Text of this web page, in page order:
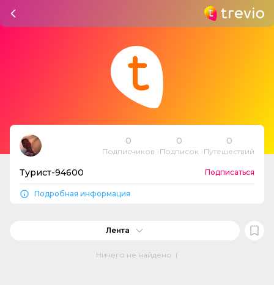
0
Подписчиков
0
Подписок
0
Путешествий
Турист-94600 Подписаться
Подробная информация
Лента
Ничего не найдено :(